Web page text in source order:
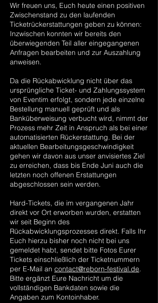
Wir freuen uns, Euch heute einen positiven
Zwischenstand zu den laufenden
Ticketrückerstattungen geben zu können:
Inzwischen konnten wir bereits den
überwiegenden Teil aller eingegangenen
Anfragen bearbeiten und zur Auszahlung
anweisen.
Da die Rückabwicklung nicht über das
ursprüngliche Ticket- und Zahlungssystem
von Eventim erfolgt, sondern jede einzelne
Bestellung manuell geprüft und als
Banküberweisung verbucht wird, nimmt der
Prozess mehr Zeit in Anspruch als bei einer
automatisierten Rückerstattung. Bei der
aktuellen Bearbeitungsgeschwindigkeit
gehen wir davon aus unser anvisiertes Ziel
zu erreichen, dass bis Ende Juni auch die
letzten noch offenen Erstattungen
abgeschlossen sein werden.
Hard-Tickets, die im vergangenen Jahr
direkt vor Ort erworben wurden, erstatten
wir seit Beginn des
Rückabwicklungsprozesses direkt. Falls Ihr
Euch hierzu bisher noch nicht bei uns
gemeldet habt, sendet bitte Fotos Eurer
Tickets einschließlich der Ticketnummern
per E-Mail an contact@reborn-festival.de.
Bitte ergänzt Eure Nachricht um die
vollständigen Bankdaten sowie die
Angaben zum Kontoinhaber.